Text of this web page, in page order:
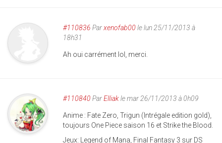
#110836 Parxenofab00 le lun 25/11/2013 à
18h31
Ah oui carrément lol, merci.
#110840 ParElliakle mar 26/11/2013 à 0h09
Anime : Fate Zero, Trigun (Intrégale edition gold),
toujours One Piece saison 16 et Strike the Blood.
Jeux: Legend of Mana, Final Fantasy 3 sur DS